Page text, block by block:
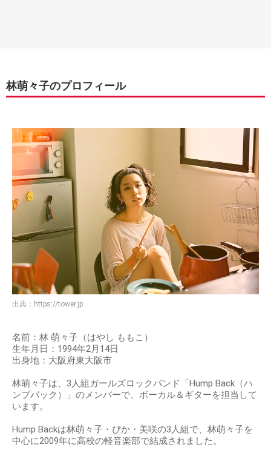
林萌々子のプロフィール
出典： https://tower.jp
名前：林 萌々子（はやし ももこ）
生年月日：1994年2月14日
出身地：大阪府東大阪市
林萌々子は、3人組ガールズロックバンド「Hump Back（ハ
ンプバック）」のメンバーで、ボーカル＆ギターを担当して
います。
Hump Backは林萌々子・ぴか・美咲の3人組で、林萌々子を
中心に2009年に高校の軽音楽部で結成されました。